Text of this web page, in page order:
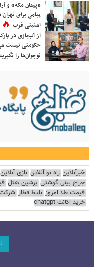
«پیمان مکه» و
پیامی برای
امنیتی غرب
از آب‌بازی در
حکومتی نیست
نوجوان‌ها را
خبرآنلاین راه نو آنلاین بازی آنلاین
جراح بینی گوشتی پرشین هتل
قیمت طلا امروز بلیط قطار شرکت
خرید اکانت chatgpt